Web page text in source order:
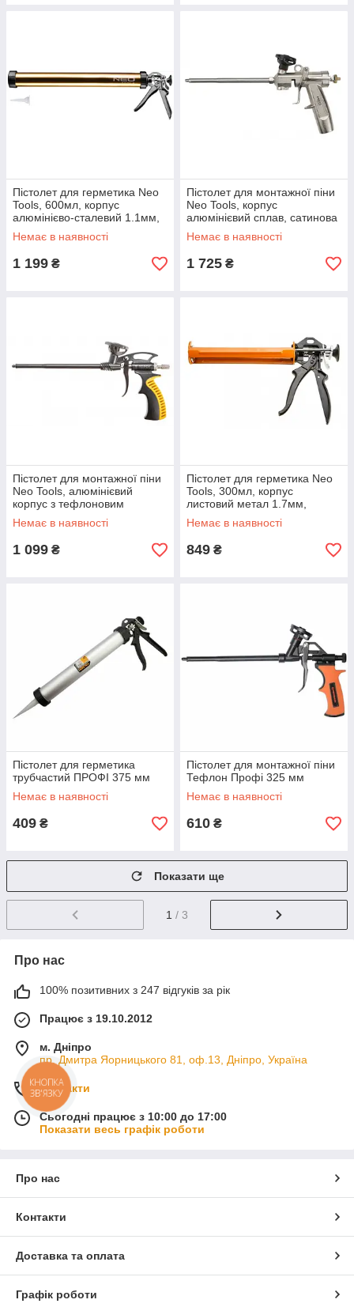
Пістолет для герметика Neo
Tools, 600мл, корпус
алюмінієво-сталевий 1.1мм,
робоча частина 389мм,
обертальна ручка
Немає в наявності
1 199 ₴
Пістолет для монтажної піни
Neo Tools, корпус
алюмінієвий сплав, сатинова
обробка, 345мм
Немає в наявності
1 725 ₴
Пістолет для монтажної піни
Neo Tools, алюмінієвий
корпус з тефлоновим
покриттям, 344мм
Немає в наявності
1 099 ₴
Пістолет для герметика Neo
Tools, 300мл, корпус
листовий метал 1.7мм,
робоча частина 240мм
Немає в наявності
849 ₴
Пістолет для герметика
трубчастий ПРОФІ 375 мм
Немає в наявності
409 ₴
Пістолет для монтажної піни
Тефлон Профі 325 мм
Немає в наявності
610 ₴
Показати ще
1 / 3
Про нас
100% позитивних з 247 відгуків за рік
Працює з 19.10.2012
м. Дніпро
пр. Дмитра Яорницького 81, оф.13, Дніпро, Україна
Контакти
Сьогодні працює з 10:00 до 17:00
Показати весь графік роботи
Про нас
Контакти
Доставка та оплата
Графік роботи
КНОПКА
ЗВ'ЯЗКУ